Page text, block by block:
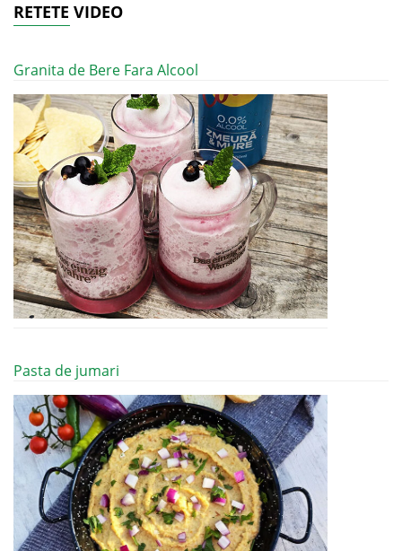
RETETE VIDEO
Granita de Bere Fara Alcool
Pasta de jumari